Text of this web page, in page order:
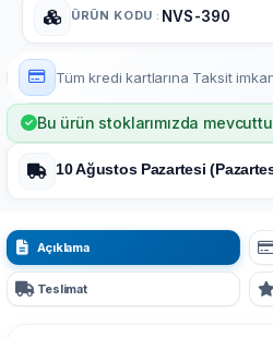
ÜRÜN KODU : NVS-390
Tüm kredi kartlarına Taksit
Bu ürün stoklarımızda
10 Ağustos Pazartesi
Açıklama
Teslimat